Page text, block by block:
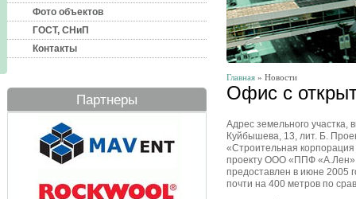
Фото объектов
ГОСТ, СНиП
Контакты
Партнеры
Главная » Новости
Офис с
Адрес земельного участка,
Куйбышева, 13, лит. Б.
«Строительная
проекту ООО «ППФ «А.Лен».
предоставлен в июне 2005
почти на 400 метров по